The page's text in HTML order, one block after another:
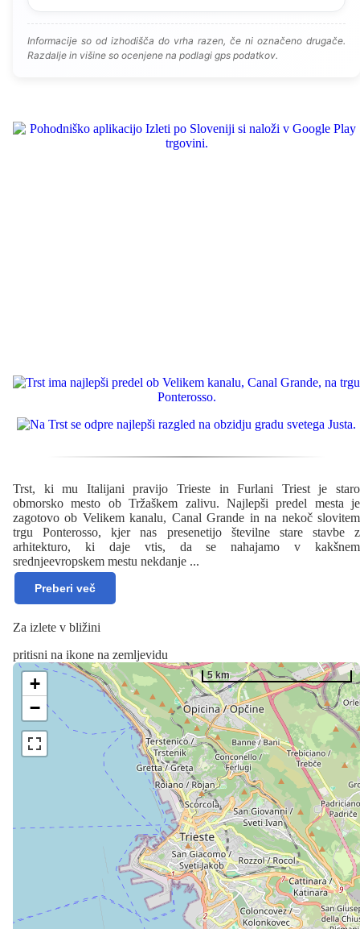
Informacije so od izhodišča do vrha razen, če ni označeno drugače.
Razdalje in višine so ocenjene na podlagi gps podatkov.
Trst, ki mu Italijani pravijo Trieste in Furlani Triest je staro
obmorsko mesto ob Tržaškem zalivu. Najlepši predel mesta je
zagotovo ob Velikem kanalu, Canal Grande in na nekoč slovitem
trgu Ponterosso, kjer nas presenetijo številne stare stavbe z
arhitekturo, ki daje vtis, da se nahajamo v kakšnem
srednjeevropskem mestu nekdanje ...
Preberi več
Za izlete v bližini
pritisni na ikone na zemljevidu
+
−
5 km